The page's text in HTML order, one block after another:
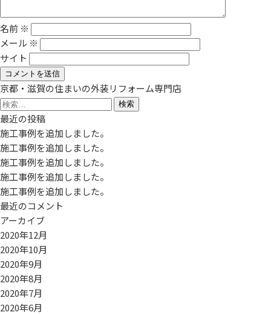
名前 ※
メール ※
サイト
京都・滋賀の住まいの外装リフォーム専門店
検
索:
最近の投稿
施工事例を追加しました。
施工事例を追加しました。
施工事例を追加しました。
施工事例を追加しました。
施工事例を追加しました。
最近のコメント
アーカイブ
2020年12月
2020年10月
2020年9月
2020年8月
2020年7月
2020年6月